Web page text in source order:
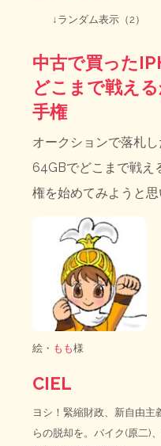
↓ランダム表示（2）
中古で買った
どこまで戦え
手権
オークションで落札
64GBでどこまで戦え
権を始めてみようと思
絵・ もも様
CIEL
ヨシ！緊縮財政、新自由主
らの脱却を。バイク(原二)